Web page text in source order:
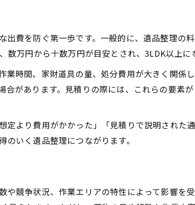
費を防ぐ第一歩です。一般的に、遺品整理の
万円から十数万円が目安とされ、3LDK以上に
業時間、家財道具の量、処分費用が大きく関係
があります。見積りの際には、これらの要素
定より費用がかかった」「見積りで説明された
いく遺品整理につながります。
競争状況、作業エリアの特性によって影響を